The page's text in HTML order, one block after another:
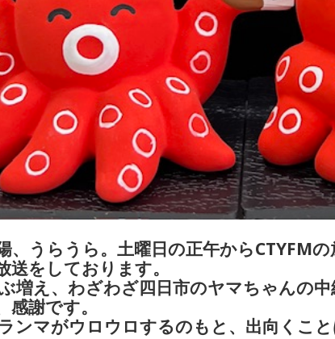
、うらうら。土曜日の正午からCTYFM
送をしております。
増え、わざわざ四日市のヤマちゃんの
感謝です。
ンマがウロウロするのもと、出向くこと